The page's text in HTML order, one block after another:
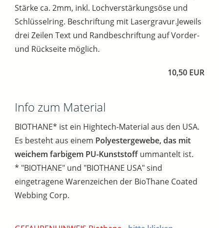
Stärke ca. 2mm, inkl. Lochverstärkungsöse und
Schlüsselring. Beschriftung mit Lasergravur.Jeweils
drei Zeilen Text und Randbeschriftung auf Vorder-
und Rückseite möglich.
10,50 EUR
Info zum Material
BIOTHANE* ist ein Hightech-Material aus den USA.
Es besteht aus einem Polyestergewebe, das mit
weichem farbigem PU-Kunststoffummantelt ist.
* "BIOTHANE" und "BIOTHANE USA" sind
eingetragene Warenzeichen der BioThane Coated
Webbing Corp.